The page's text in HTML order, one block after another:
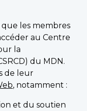
que les membres
au Centre
la
du MDN.
de leur
, notamment :
et du soutien